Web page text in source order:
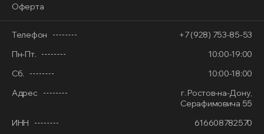
Оферта
Телефон
+7 (928) 753-85-53
Пн-Пт.
10:00-19:00
Сб.
10:00-18:00
Адрес
г. Ростов-на-Дону,
Серафимовича 55
ИНН
616608782570